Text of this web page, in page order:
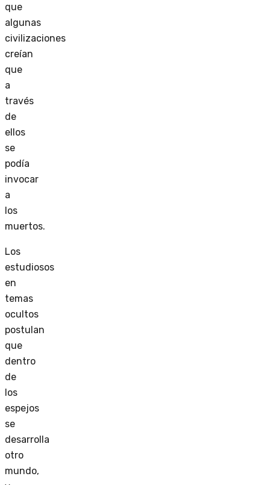
que
algunas
civilizaciones
creían
que
a
través
de
ellos
se
podía
invocar
a
los
muertos.
Los
estudiosos
en
temas
ocultos
postulan
que
dentro
de
los
espejos
se
desarrolla
otro
mundo,